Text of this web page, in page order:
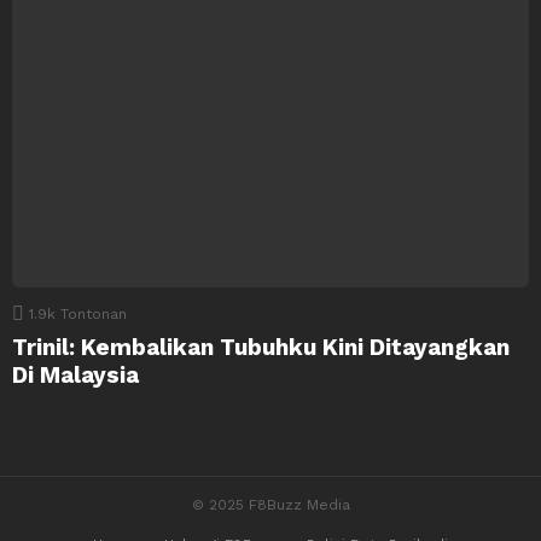
1.9k Tontonan
Trinil: Kembalikan Tubuhku Kini Ditayangkan
Di Malaysia
© 2025 F8Buzz Media